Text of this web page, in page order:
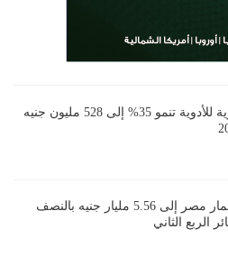
أرباح الإسكندرية للأدوية تنمو 35% إلى 528 مليون جنيه
ارتفاع أرباح إعمار مصر إلى 5.56 مليار جنيه بالنصف
الربع الثاني